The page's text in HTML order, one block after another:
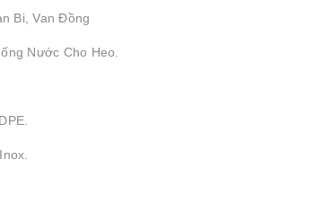
Bi, Van Đồng
Nước Cho Heo.